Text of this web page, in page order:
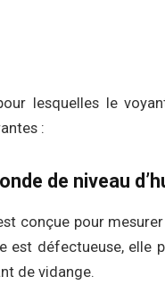
lesquelles le
:
de niveau
conçue pour
est défectueuse, elle
de vidange.